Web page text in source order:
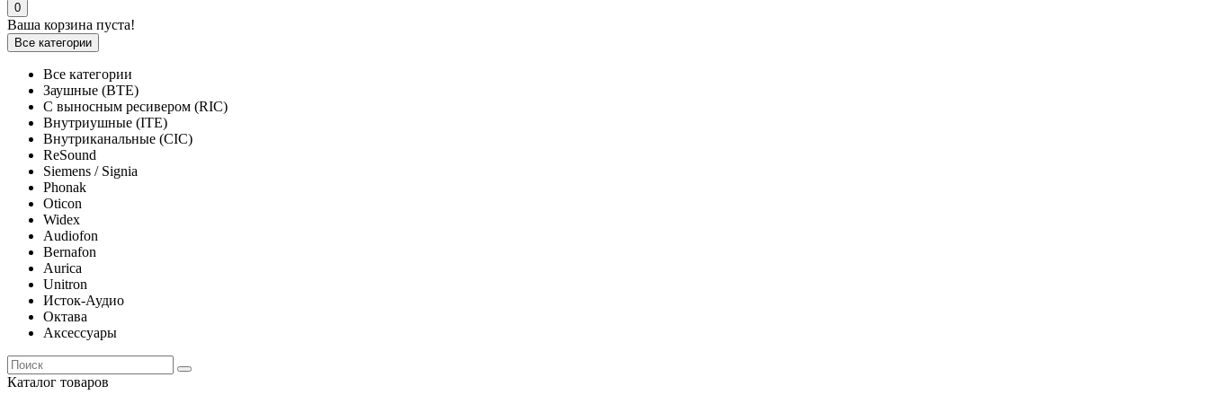
0
Ваша корзина пуста!
Все категории
Все категории
Заушные (BTE)
С выносным ресивером (RIC)
Внутриушные (ITE)
Внутриканальные (CIC)
ReSound
Siemens / Signia
Phonak
Oticon
Widex
Audiofon
Bernafon
Aurica
Unitron
Исток-Аудио
Октава
Аксессуары
Каталог товаров